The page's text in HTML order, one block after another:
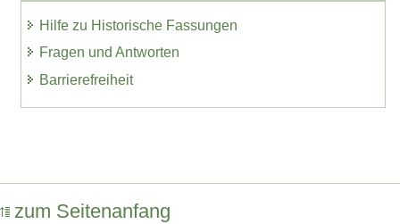
Hilfe zu Historische Fassungen
Fragen und Antworten
Barrierefreiheit
zum Seitenanfang